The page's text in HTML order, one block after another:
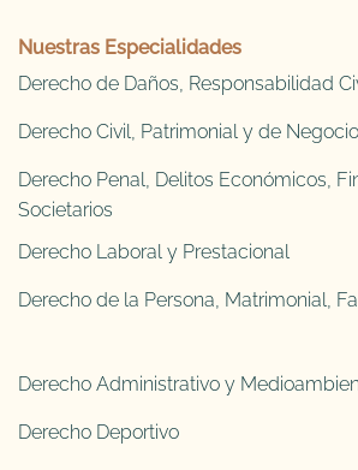
Nuestras Especialidades
Derecho de Daños, Responsabilidad
Derecho Civil, Patrimonial y de Negocio
Derecho Penal, Delitos Económicos,
Societarios
Derecho Laboral y Prestacional
Derecho de la Persona, Matrimonial,
Derecho Administrativo y
Derecho Deportivo